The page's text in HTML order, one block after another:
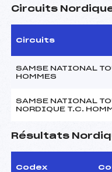
Circuits
Circuits
SAMSE NATIONAL
HOMMES
SAMSE NATIONAL
NORDIQUE T.C.
Résultats
Codex